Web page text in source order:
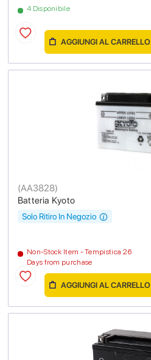
4 Disponibile
AGGIUNGI AL CARRELLO
Batteria Kyoto
(AA3828)
Non-Stock Item - Tempistica 26
Days from purchase
Solo Ritiro In Negozio
AGGIUNGI AL CARRELLO